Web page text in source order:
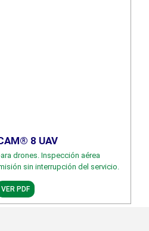
8 UAV
drones. Inspección aérea
sin interrupción del servicio.
VER PDF